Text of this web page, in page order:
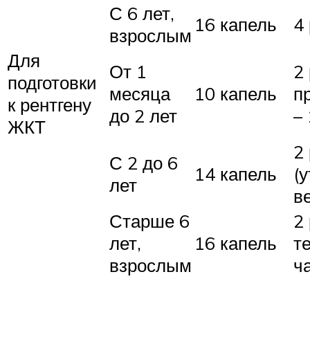
С 6 лет,
взрослым 16 капель
4
Для
подготовки
к рентгену
ЖКТ
От 1
месяца
до 2 лет
10 капель
2
–
С 2 до 6
лет
14 капель
2
Старше 6
лет,
взрослым
16 капель
2